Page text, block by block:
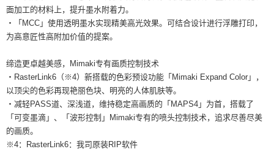
面加工的材料上，提升墨水附着力。
・「MCC」使用透明墨水实现精美高光效果。可结合设计进行浮雕打印，
为高意匠性高附加价值的提案。
缔造更卓越美感，Mimaki专有画质控制技术
・RasterLink6（※4）新搭载的色彩预设功能「Mimaki Expand Color」，
以顶尖的色彩再现艳丽色块、明亮的人体肌肤等。
・减轻PASS道、深浅道，维持稳定高画质的「MAPS4」为首，搭载了
「可变墨滴」、「波形控制」Mimaki专有的喷头控制技术，追求尽善尽美
的画质。
※4：RasterLink6：我司原装RIP软件